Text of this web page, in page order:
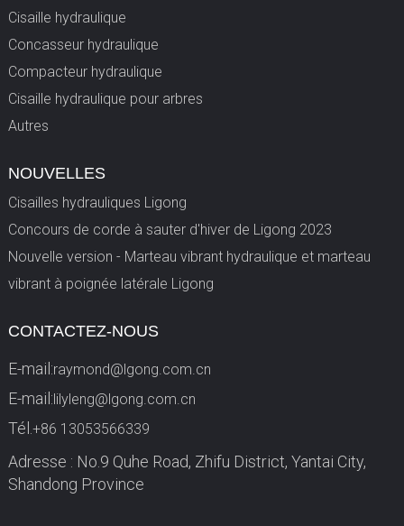
Cisaille hydraulique
Concasseur hydraulique
Compacteur hydraulique
Cisaille hydraulique pour arbres
Autres
NOUVELLES
Cisailles hydrauliques Ligong
Concours de corde à sauter d'hiver de Ligong 2023
Nouvelle version - Marteau vibrant hydraulique et marteau
vibrant à poignée latérale Ligong
CONTACTEZ-NOUS
E-mail:raymond@lgong.com.cn
E-mail:lilyleng@lgong.com.cn
Tél. +86 13053566339
Adresse : No.9 Quhe Road, Zhifu District, Yantai City,
Shandong Province